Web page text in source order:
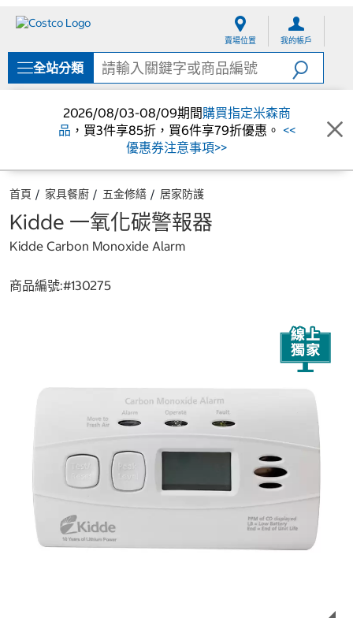
單
賣場位置 我的帳戶
全站分類
2026/08/03-08/09期間購買指定米森商
品 ，買3件享85折，買6件享79折優惠。 <<
優惠券注意事項>>
首頁 家具餐廚 五金修繕 居家防護
Kidde 一氧化碳警報器
Kidde Carbon Monoxide Alarm
商品編號:#130275